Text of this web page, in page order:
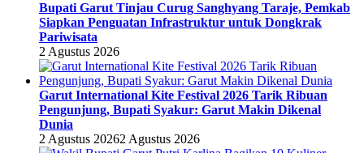
Bupati Garut Tinjau Curug Sanghyang Taraje, Pemkab
Siapkan Penguatan Infrastruktur untuk Dongkrak
Pariwisata
2 Agustus 2026
Garut International Kite Festival 2026 Tarik Ribuan
Pengunjung, Bupati Syakur: Garut Makin Dikenal
Dunia
2 Agustus 20262 Agustus 2026